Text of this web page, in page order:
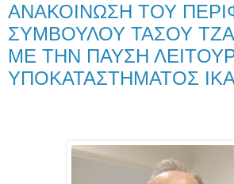
ΑΝΑΚΟΙΝΩΣΗ ΤΟΥ
ΣΥΜΒΟΥΛΟΥ ΤΑΣΟΥ
ΜΕ ΤΗΝ ΠΑΥΣΗ
ΥΠΟΚΑΤΑΣΤΗΜΑΤΟΣ